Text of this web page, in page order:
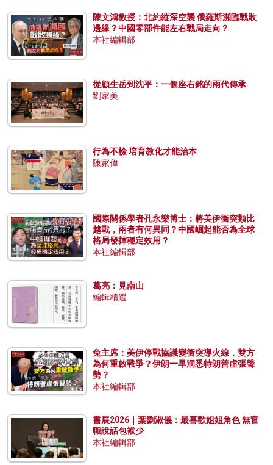
陳文鴻教授：北約縱深空襲 俄羅斯瀕臨戰敗
邊緣？中國零部件能左右戰局走向？
本社編輯部
從顧生岳到沈平：一個座右銘的兩代傳承
劉家美
行為不檢 培育教化才能治本
陳家偉
國際關係學者孔永樂博士：將美伊衝突類比
越戰，兩者有何異同？中國崛起能否為全球
格局發揮穩定效用？
本社編輯部
葛亮：見南山
編輯精選
兔主席：美伊停戰協議變衝突導火線，雙方
為何重啟戰爭？伊朗一早洞悉特朗普虛張聲
勢？
本社編輯部
書展2026｜葉劉淑儀：最喜歡姐姐角色 無官
職說話包袱少
本社編輯部